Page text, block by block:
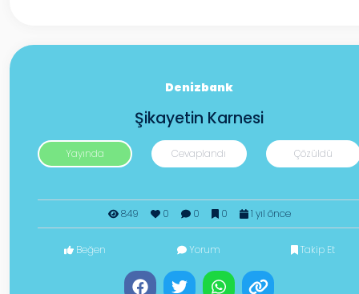
Denizbank
Şikayetin Karnesi
Yayında Cevaplandı Çözüldü
849 0 0 0 1 yıl önce
Beğen Yorum Takip Et